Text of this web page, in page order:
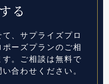
る
、サプライズプロ
ポーズプランのご相
。 ご相談は無料で
合わせください。